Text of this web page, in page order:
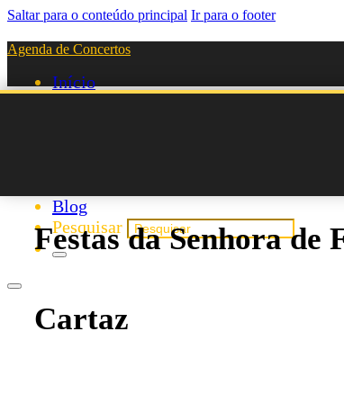
Saltar para o conteúdo principal Ir para o footer
Agenda de Concertos
Início
Blog
Pesquisar
Festas da Senhora de
Cartaz